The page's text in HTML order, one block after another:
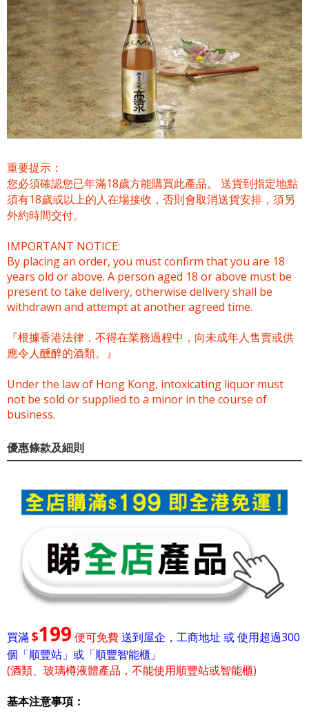
重要提示：
您必須確認您已年滿18歲方能購買此產品。 送貨到指定地點
須有18歲或以上的人在場接收，否則會取消送貨安排，須另
外約時間交付。
IMPORTANT NOTICE:
By placing an order, you must confirm that you are 18
years old or above. A person aged 18 or above must be
present to take delivery, otherwise delivery shall be
withdrawn and attempt at another agreed time.
『根據香港法律，不得在業務過程中，向未成年人售賣或供
應令人醺醉的酒類。』
Under the law of Hong Kong, intoxicating liquor must
not be sold or supplied to a minor in the course of
business.
優惠條款及細則
買滿$199 便可免費送到屋企，工商地址 或 使用超過300
個「順豐站」或「順豐智能櫃」
(酒類、玻璃樽液體產品，不能使用順豐站或智能櫃)
基本注意事項：